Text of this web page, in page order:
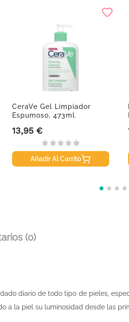
CeraVe Gel Limpiador
Espumoso, 473ml.
Precio
13,95 €
Añadir Al Carrito
(0)
diario de todo tipo de pieles,
a la piel su luminosidad desde las